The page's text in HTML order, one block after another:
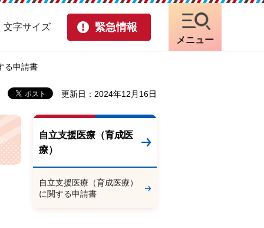
文字サイズ 緊急情報
メニュー
る申請書
更新日：2024年12月16日
自立支援医療（育成医
療）
自立支援医療（育成医療）
に関する申請書